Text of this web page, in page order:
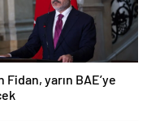
Fidan, yarın BAE’ye